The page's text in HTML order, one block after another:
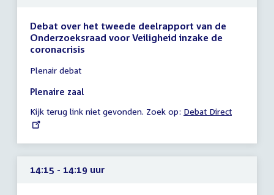
Debat over het tweede deelrapport van de
Onderzoeksraad voor Veiligheid inzake de
coronacrisis
vergadering
11:40
21:16
uur
Plenair debat
Plenaire zaal
Kijk terug link niet gevonden. Zoek op: External
Debat Direct
14:15 - 14:19 uur